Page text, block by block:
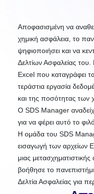
Αποφασισμένη να
χημική ασφάλεια, το
ψηφιοποιήσει και να
Δελτίων Ασφαλείας
Excel που καταγράφει
τεράστια εργασία
και της ποσότητας των
Ο SDS Manager
για να φέρει αυτό το
Η ομάδα του SDS
εισαγωγή των αρχείων
μιας
βοήθησε το
Δελτία Ασφαλείας για